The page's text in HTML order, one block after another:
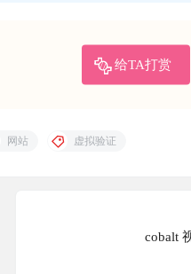
给TA打赏
网站 虚拟验证
cobalt